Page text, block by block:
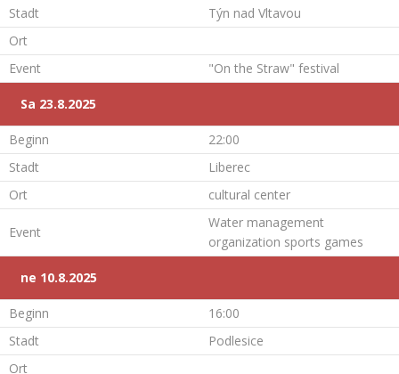
Stadt
Týn nad Vltavou
Ort
Event
"On the Straw" festival
Sa 23.8.2025
Beginn
22:00
Stadt
Liberec
Ort
cultural center
Event
Water management
organization sports games
ne 10.8.2025
Beginn
16:00
Stadt
Podlesice
Ort